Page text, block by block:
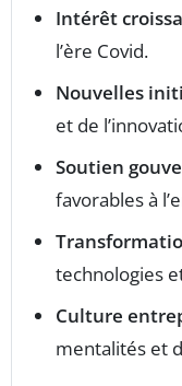
Intérêt
l’ère Covid.
Nouvelles
et de
Soutien
favorables à
technologies
Culture
mentalités et